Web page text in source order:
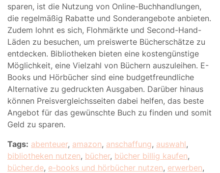
sparen, ist die Nutzung von Online-Buchhandlungen,
die regelmäßig Rabatte und Sonderangebote anbieten.
Zudem lohnt es sich, Flohmärkte und Second-Hand-
Läden zu besuchen, um preiswerte Bücherschätze zu
entdecken. Bibliotheken bieten eine kostengünstige
Möglichkeit, eine Vielzahl von Büchern auszuleihen. E-
Books und Hörbücher sind eine budgetfreundliche
Alternative zu gedruckten Ausgaben. Darüber hinaus
können Preisvergleichsseiten dabei helfen, das beste
Angebot für das gewünschte Buch zu finden und somit
Geld zu sparen.
Tags: abenteuer, amazon, anschaffung, auswahl,
bibliotheken nutzen, bücher, bücher billig kaufen,
bücher.de, e-books und hörbücher nutzen, erwerben,